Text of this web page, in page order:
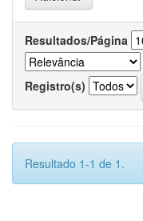
Resultados/Página
Registro(s)
Resultado 1-1 de 1.